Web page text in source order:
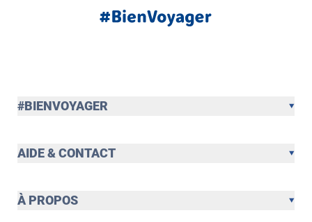
#BIENVOYAGER
AIDE & CONTACT
À PROPOS